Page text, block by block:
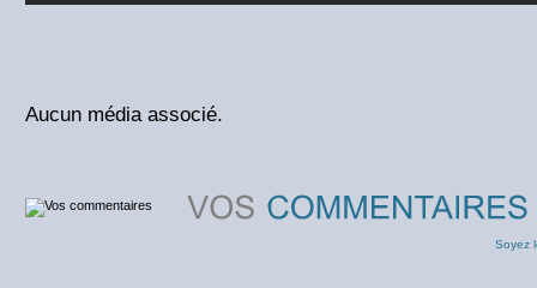
Aucun média associé.
Soyez